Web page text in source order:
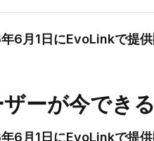
6月1日にEvoLinkで提供
ーが今でき
6月1日にEvoLinkで提供